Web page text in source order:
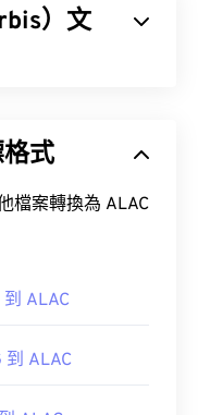
）文
檔案一樣，OGG
式
轉換為 ALAC
ALAC
到 ALAC